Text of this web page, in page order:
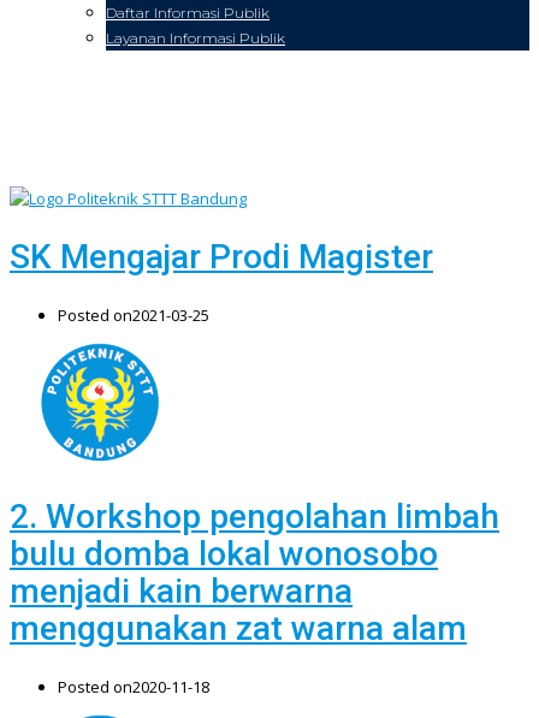
Daftar Informasi Publik
Layanan Informasi Publik
SK Mengajar Prodi Magister
Posted on2021-03-25
2. Workshop pengolahan limbah
bulu domba lokal wonosobo
menjadi kain berwarna
menggunakan zat warna alam
Posted on2020-11-18